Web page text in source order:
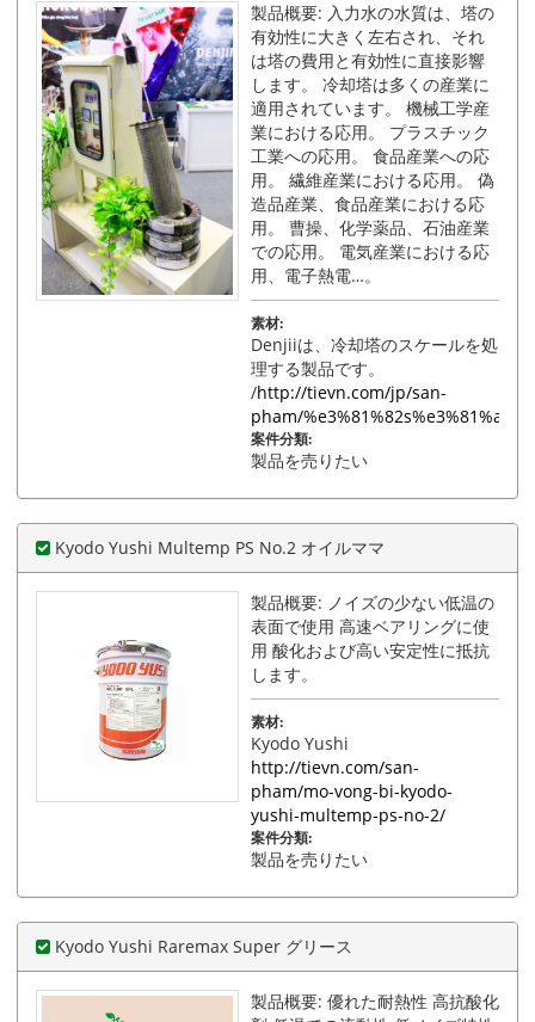
製品概要: 入力水の水質は、塔の
有効性に大きく左右され、それ
は塔の費用と有効性に直接影響
します。 冷却塔は多くの産業に
適用されています。 機械工学産
業における応用。 プラスチック
工業への応用。 食品産業への応
用。 繊維産業における応用。 偽
造品産業、食品産業における応
用。 曹操、化学薬品、石油産業
での応用。 電気産業における応
用、電子熱電…。
素材:
Denjiiは、冷却塔のスケールを処
理する製品です。
/http://tievn.com/jp/san-
pham/
案件分類:
製品を売りたい
Kyodo Yushi Multemp PS No.2 オイルママ
製品概要: ノイズの少ない低温の
表面で使用 高速ベアリングに使
用 酸化および高い安定性に抵抗
します。
素材:
Kyodo Yushi
http://tievn.com/san-
pham/mo-vong-bi-kyodo-
yushi-multemp-ps-no-2/
案件分類:
製品を売りたい
Kyodo Yushi Raremax Super グリース
製品概要: 優れた耐熱性 高抗酸化